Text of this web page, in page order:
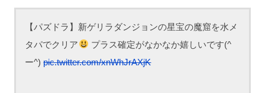
【パズドラ】新ゲリラダンジョンの星宝の魔窟を水メ
タパでクリア
プラス確定がなかなか嬉しいです(^
ー^)pic.twitter.com/xnWhJrAXjK